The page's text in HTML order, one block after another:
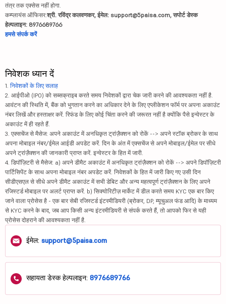
तंत्र तक एक्सेस नहीं होगा.
कम्प्लायंस ऑफिसर:श्री. रविंद्र कलवणकर, ईमेल: support@5paisa.com, सपोर्ट डेस्क
हेल्पलाइन: 8976689766
हमसे संपर्क करें
निवेशक ध्यान दें
1. निवेशकों के लिए सलाह
2. आईपीओ (IPO) को सब्सक्राइब करते समय निवेशकों द्वारा चेक जारी करने की आवश्यकता नहीं है.
आवंटन की स्थिति में, बैंक को भुगतान करने का अधिकार देने के लिए एप्लीकेशन फॉर्म पर अपना अकाउंट
नंबर लिखें और हस्ताक्षर करें. रिफंड के लिए कोई चिंता करने की जरूरत नहीं है क्योंकि पैसे इन्वेस्टर के
अकाउंट में ही रहते हैं.
3. एक्सचेंज से मैसेज: अपने अकाउंट में अनधिकृत ट्रांज़ैक्शन को रोकें --> अपने स्टॉक ब्रोकर के साथ
अपना मोबाइल नंबर/ईमेल आईडी अपडेट करें. दिन के अंत में एक्सचेंज से अपने मोबाइल/ईमेल पर सीधे
अपने ट्रांज़ैक्शन की जानकारी प्राप्त करें. इन्वेस्टर के हित में जारी.
4. डिपॉज़िटरी से मैसेज: a) अपने डीमैट अकाउंट में अनधिकृत ट्रांज़ैक्शन को रोकें --> अपने डिपॉज़िटरी
पार्टिसिपेंट के साथ अपना मोबाइल नंबर अपडेट करें. निवेशकों के हित में जारी किए गए उसी दिन
सीडीएसएल से सीधे अपने डीमैट अकाउंट में सभी डेबिट और अन्य महत्वपूर्ण ट्रांज़ैक्शन के लिए अपने
रजिस्टर्ड मोबाइल पर अलर्ट प्राप्त करें. b) सिक्योरिटीज़ मार्केट में डील करते समय KYC एक बार किए
जाने वाला प्रोसेस है - एक बार सेबी रजिस्टर्ड इंटरमीडियरी (ब्रोकर, DP, म्यूचुअल फंड आदि) के माध्यम
से KYC करने के बाद, जब आप किसी अन्य इंटरमीडियरी से संपर्क करते हैं, तो आपको फिर से यही
प्रोसेस दोहराने की आवश्यकता नहीं है.
ईमेल: support@5paisa.com
सहायता डेस्क हेल्पलाइन: 8976689766